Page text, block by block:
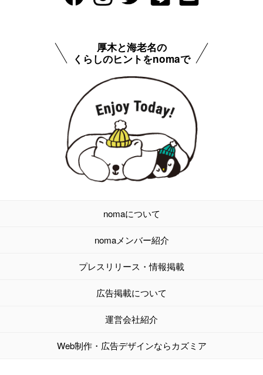
厚木と海老名の
くらしのヒントをnomaで
nomaについて
nomaメンバー紹介
プレスリリース・情報掲載
広告掲載について
運営会社紹介
Web制作・広告デザインならカズミア